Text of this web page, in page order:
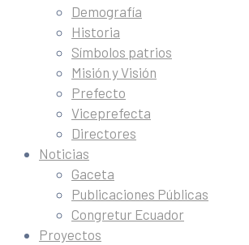
Demografía
Historia
Símbolos patrios
Misión y Visión
Prefecto
Viceprefecta
Directores
Noticias
Gaceta
Publicaciones Públicas
Congretur Ecuador
Proyectos